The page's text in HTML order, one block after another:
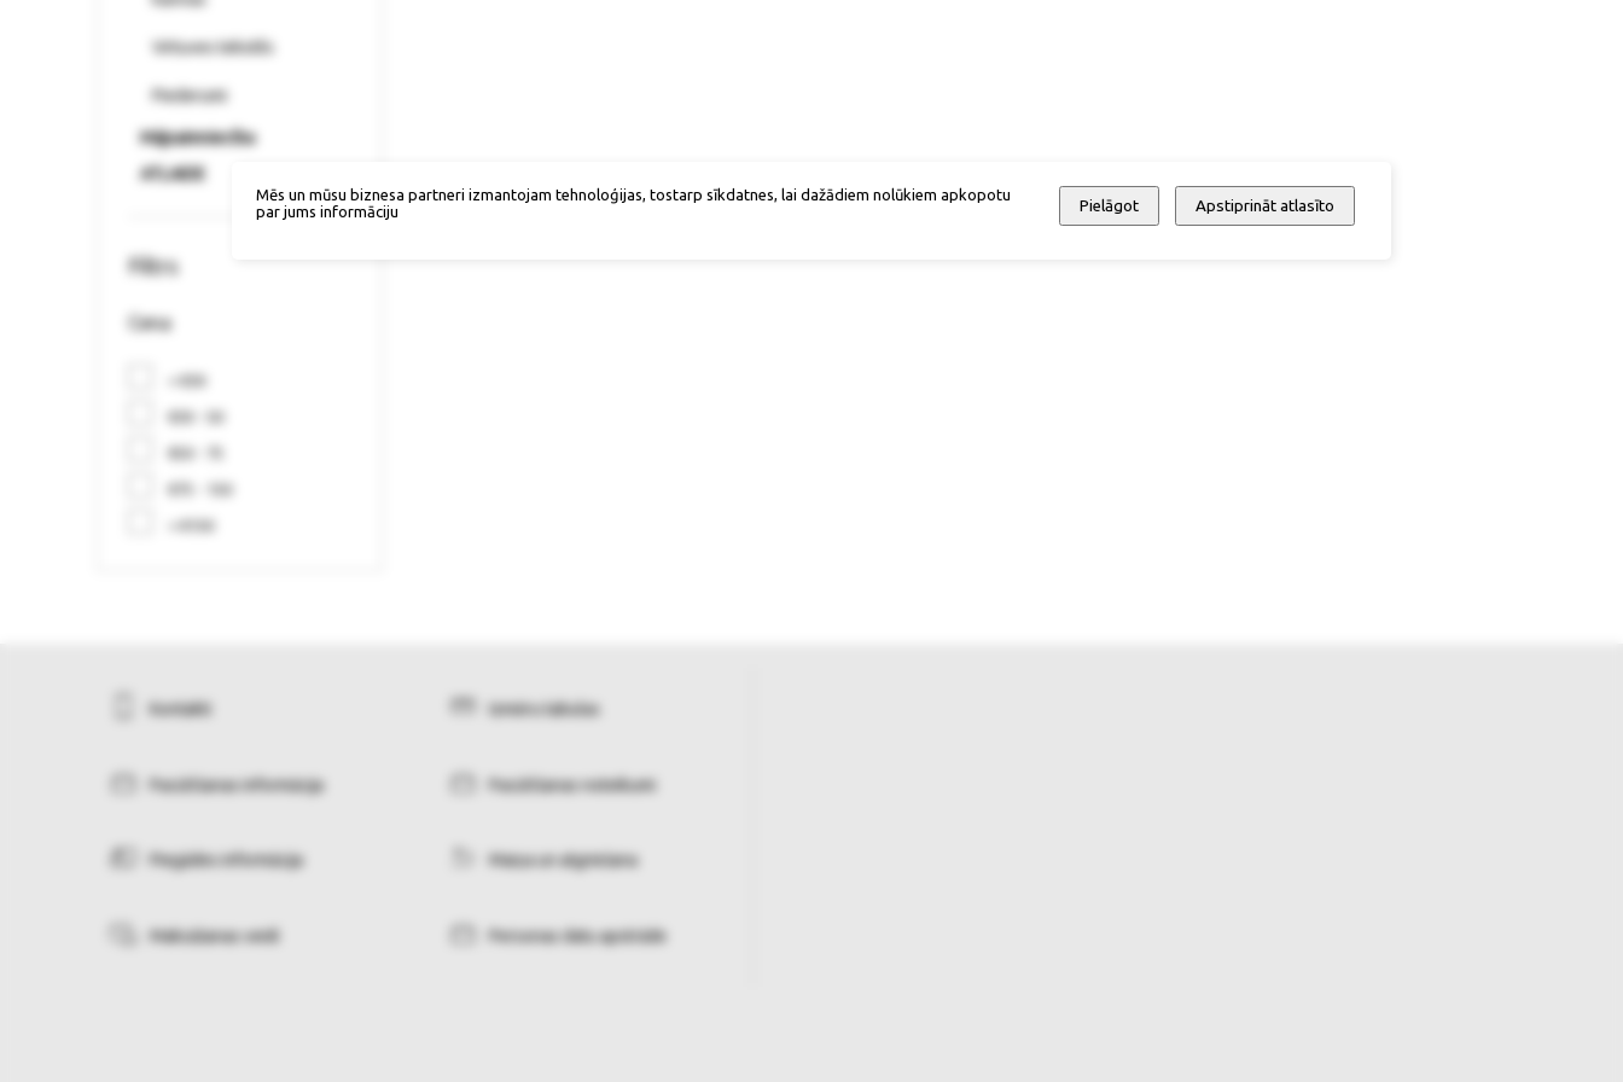
Virtuves tekstils
Piederumi
Mājsaimniecība
ATLAIDE
Filtrs
Cena
Kontakti Izmēru tabulas
Pasūtīšanas informācija Pasūtīšanas noteikumi
Piegādes informācija Maiņa un atgriešana
Maksāšanas veidi Personas datu apstrāde
Mēs un mūsu biznesa partneri izmantojam tehnoloģijas, tostarp sīkdatnes, lai dažādiem nolūkiem apkopotu
par jums informāciju
Pielāgot Apstiprināt atlasīto